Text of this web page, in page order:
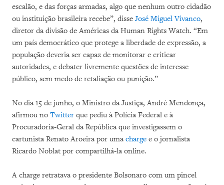
escalão, e das forças armadas, algo que nenhum outro cidadão
ou instituição brasileira recebe”, disse José Miguel Vivanco,
diretor da divisão de Américas da Human Rights Watch. “Em
um país democrático que protege a liberdade de expressão, a
população deveria ser capaz de monitorar e criticar
autoridades, e debater livremente questões de interesse
público, sem medo de retaliação ou punição.”
No dia 15 de junho, o Ministro da Justiça, André Mendonça,
afirmou no Twitter que pediu à Polícia Federal e à
Procuradoria-Geral da República que investigassem o
cartunista Renato Aroeira por uma charge e o jornalista
Ricardo Noblat por compartilhá-la online.
A charge retratava o presidente Bolsonaro com um pincel